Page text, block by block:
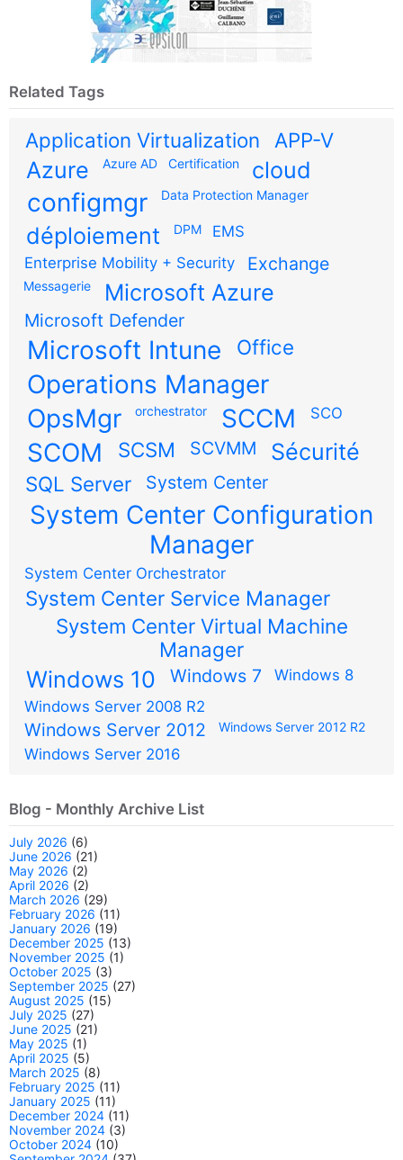
Related Tags
Application Virtualization APP-V
Azure Azure AD Certification cloud
configmgr Data Protection Manager
déploiement DPM
EMS
Enterprise Mobility + Security
Exchange
Messagerie Microsoft Azure
Microsoft Defender
Microsoft Intune Office
Operations Manager
OpsMgr
orchestrator SCCM SCO
SCOM SCSM SCVMM Sécurité
SQL Server System Center
System Center Configuration
Manager
System Center Orchestrator
System Center Service Manager
System Center Virtual Machine
Manager
Windows 10 Windows 7
Windows 8
Windows Server 2008 R2
Windows Server 2012 Windows Server 2012 R2
Windows Server 2016
Blog - Monthly Archive List
July 2026 (6)
June 2026 (21)
May 2026 (2)
April 2026 (2)
March 2026 (29)
February 2026 (11)
January 2026 (19)
December 2025 (13)
November 2025 (1)
October 2025 (3)
September 2025 (27)
August 2025 (15)
July 2025 (27)
June 2025 (21)
May 2025 (1)
April 2025 (5)
March 2025 (8)
February 2025 (11)
January 2025 (11)
December 2024 (11)
November 2024 (3)
October 2024 (10)